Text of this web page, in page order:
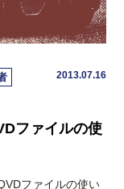
2013.07.16
ファイルの使
ファイルの使い